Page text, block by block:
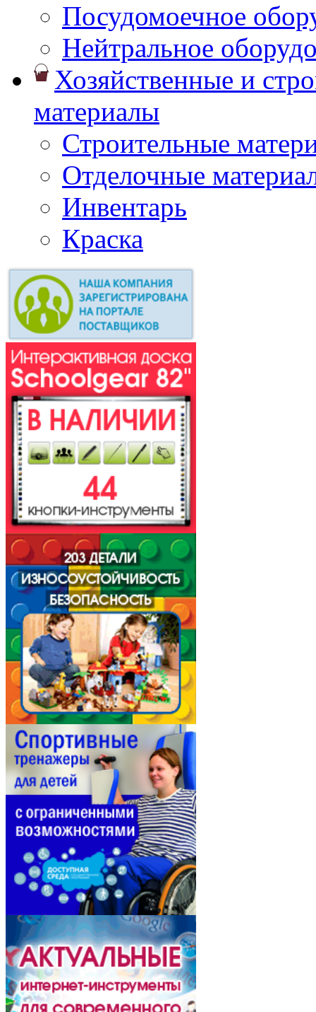
Посудомоечное
Нейтральное
Хозяйственные и
материалы
Строительные
Отделочные
Инвентарь
Краска